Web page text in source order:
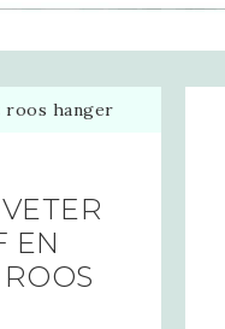
hanger
EN